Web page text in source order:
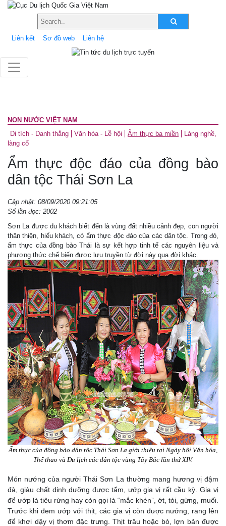
Liên kết Sơ đồ web Liên hệ
NON NƯỚC VIỆT NAM
Di tích - Danh thắng
Văn hóa - Lễ hội Ẩm thực ba miền
Làng nghề,
làng cổ
Ẩm thực độc đáo của đồng bào
dân tộc Thái Sơn La
Cập nhật: 08/09/2020 09:21:05
Số lần đọc: 2002
Sơn La được du khách biết đến là vùng đất nhiều cảnh đẹp, con người
thân thiện, hiếu khách, có ẩm thực độc đáo của các dân tộc. Trong đó,
ẩm thực của đồng bào Thái là sự kết hợp tinh tế các nguyên liệu và
phương thức chế biến được lưu truyền từ đời này qua đời khác.
Ẩm thực của đồng bào dân tộc Thái Sơn La giới thiệu tại Ngày hội Văn hóa,
Thể thao và Du lịch các dân tộc vùng Tây Bắc lần thứ XIV.
Món nướng của người Thái Sơn La thường mang hương vị đậm
đà, giàu chất dinh dưỡng được tẩm, ướp gia vị rất cầu kỳ. Gia vị
để ướp là tiêu rừng hay còn gọi là “mắc khén”, ớt, tỏi, gừng, muối.
Trước khi đem ướp với thịt, các gia vị còn được nướng, rang lên
để khơi dậy vị thơm đặc trưng. Thịt trâu hoặc bò, lợn bản được